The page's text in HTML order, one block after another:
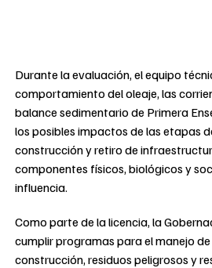
Durante la evaluación, el equipo
comportamiento del oleaje, las
balance sedimentario de Primera
los posibles impactos de las etapas
construcción y retiro de
componentes físicos, biológicos y
influencia.
Como parte de la licencia, la
cumplir programas para el manejo
construcción, residuos peligrosos y